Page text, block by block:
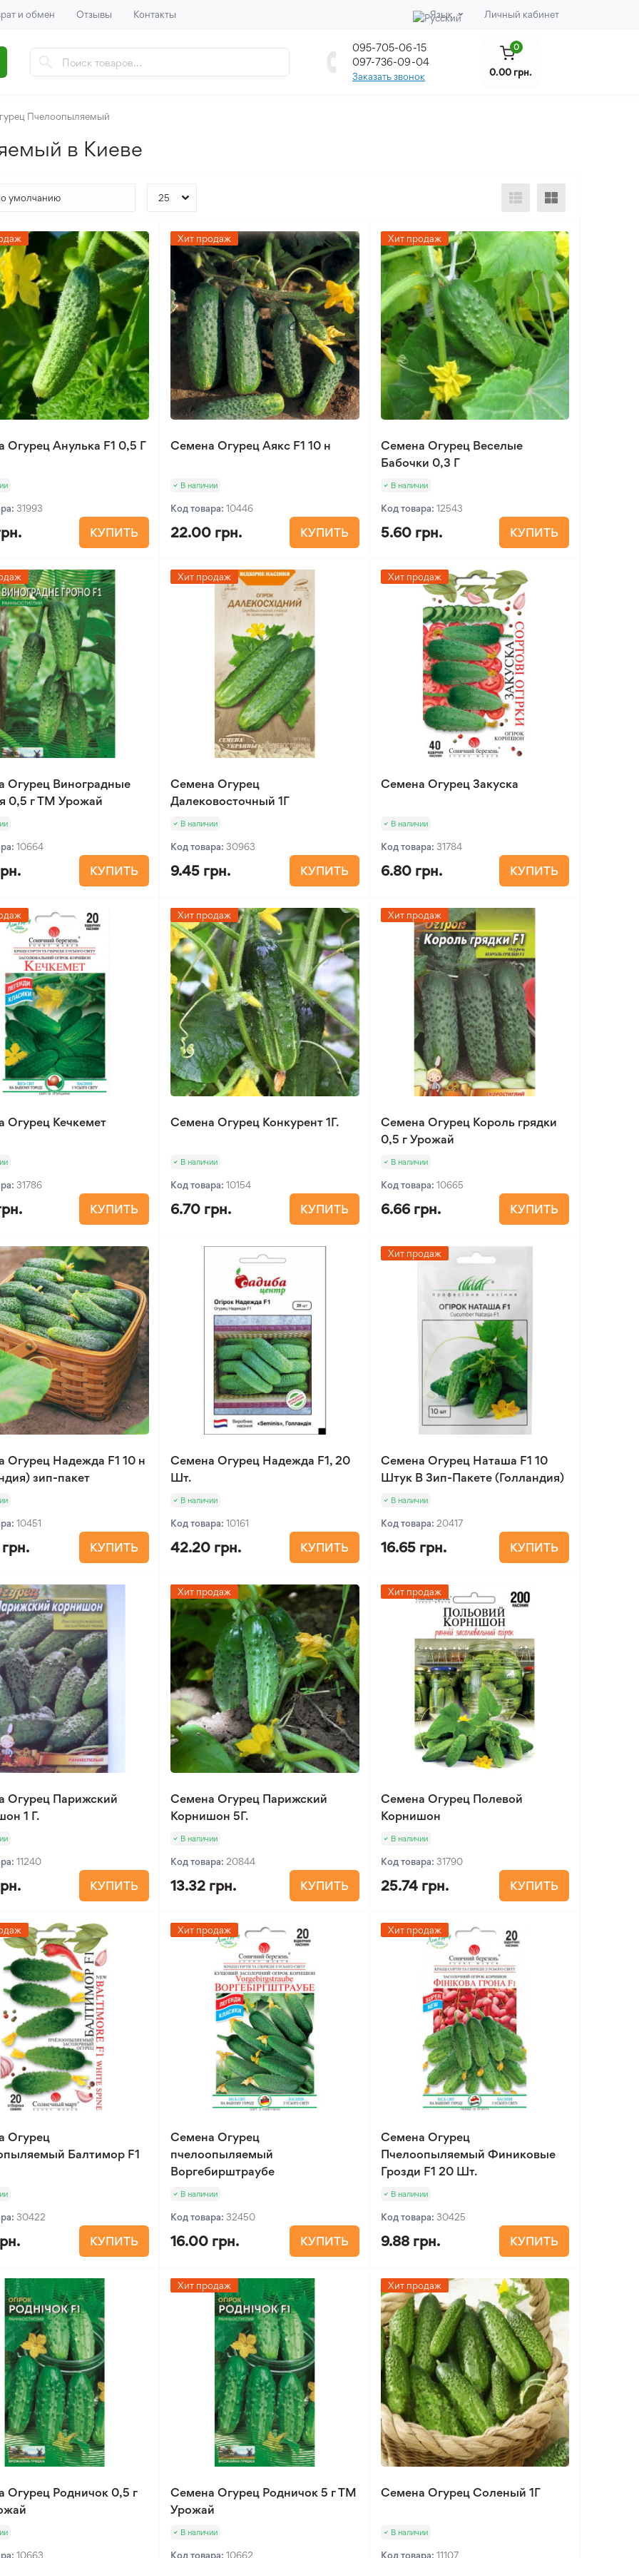
и обмен Отзывы Контакты Язык Личный кабинет
095-705-06-15
097-736-09-04
Заказать звонок
0
0.00 грн.
Пчелоопыляемый
в Киеве
Огурец Анулька F1 0,5 Г
31993
КУПИТЬ
Хит продаж
Семена Огурец Аякс F1 10 н
В наличии
Код товара:10446
22.00 грн. КУПИТЬ
Хит продаж
Семена Огурец Веселые
Бабочки 0,3 Г
В наличии
Код товара: 12543
5.60 грн. КУПИТЬ
Огурец Виноградные
0,5 г ТМ Урожай
10664
КУПИТЬ
Хит продаж
Семена Огурец
Далековосточный 1Г
В наличии
Код товара:30963
9.45 грн. КУПИТЬ
Хит продаж
Семена Огурец Закуска
В наличии
Код товара: 31784
6.80 грн. КУПИТЬ
Огурец Кечкемет
31786
КУПИТЬ
Хит продаж
Семена Огурец Конкурент 1Г.
В наличии
Код товара:10154
6.70 грн. КУПИТЬ
Хит продаж
Семена Огурец Король грядки
0,5 г Урожай
В наличии
Код товара: 10665
6.66 грн. КУПИТЬ
Огурец Надежда F1 10 н
зип-пакет
10451
КУПИТЬ
Семена Огурец Надежда F1, 20
Шт.
В наличии
Код товара:10161
42.20 грн. КУПИТЬ
Хит продаж
Семена Огурец Наташа F1 10
Штук В Зип-Пакете (Голландия)
В наличии
Код товара: 20417
16.65 грн. КУПИТЬ
Огурец Парижский
1 Г.
11240
КУПИТЬ
Хит продаж
Семена Огурец Парижский
Корнишон 5Г.
В наличии
Код товара: 20844
13.32 грн. КУПИТЬ
Хит продаж
Семена Огурец Полевой
Корнишон
В наличии
Код товара: 31790
25.74 грн. КУПИТЬ
Огурец
Балтимор F1
30422
КУПИТЬ
Хит продаж
Семена Огурец
пчелоопыляемый
Воргебирштраубе
В наличии
Код товара:32450
16.00 грн. КУПИТЬ
Хит продаж
Семена Огурец
Пчелоопыляемый Финиковые
Грозди F1 20 Шт.
В наличии
Код товара: 30425
9.88 грн. КУПИТЬ
Огурец Родничок 0,5 г
10663
Хит продаж
Семена Огурец Родничок 5 г ТМ
Урожай
В наличии
Код товара:10662
Хит продаж
Семена Огурец Соленый 1Г
В наличии
Код товара: 11107